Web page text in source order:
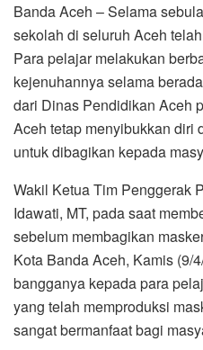
c
e
b
o
o
k
i
t
t
e
r
a
t
s
A
p
p
n
e
l
e
g
r
a
m
a
i
l
Banda Aceh – Selama
sekolah di seluruh Aceh
Para pelajar melakukan
kejenuhannya selama
dari Dinas Pendidikan Aceh
Aceh tetap menyibukkan diri
untuk dibagikan kepada
Wakil Ketua Tim Penggerak
Idawati, MT, pada saat
sebelum membagikan
Kota Banda Aceh, Kamis (9/
bangganya kepada para
yang telah memproduksi
sangat bermanfaat bagi